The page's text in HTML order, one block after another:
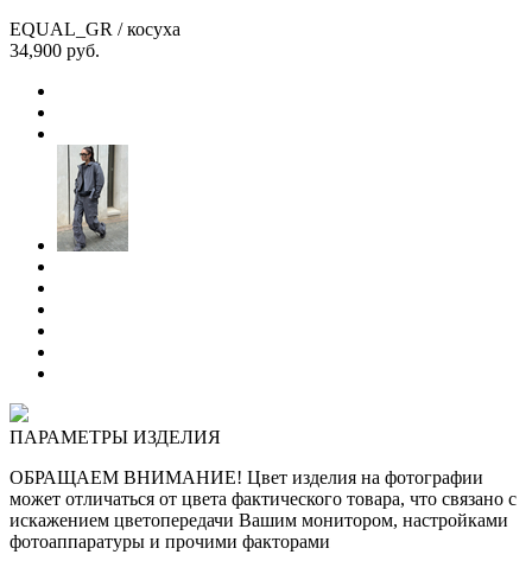
EQUAL_GR / косуха
34,900 руб.
ПАРАМЕТРЫ ИЗДЕЛИЯ
ОБРАЩАЕМ ВНИМАНИЕ! Цвет изделия на фотографии
может отличаться от цвета фактического товара, что связано с
искажением цветопередачи Вашим монитором, настройками
фотоаппаратуры и прочими факторами